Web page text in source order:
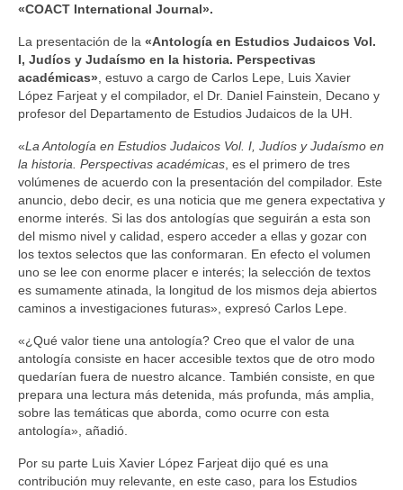
«COACT International Journal».
La presentación de la «Antología en Estudios Judaicos Vol.
I, Judíos y Judaísmo en la historia. Perspectivas
académicas» , estuvo a cargo de Carlos Lepe, Luis Xavier
López Farjeat y el compilador, el Dr. Daniel Fainstein, Decano y
profesor del Departamento de Estudios Judaicos de la UH.
«La Antología en Estudios Judaicos Vol. I, Judíos y Judaísmo en
la historia. Perspectivas académicas , es el primero de tres
volúmenes de acuerdo con la presentación del compilador. Este
anuncio, debo decir, es una noticia que me genera expectativa y
enorme interés. Si las dos antologías que seguirán a esta son
del mismo nivel y calidad, espero acceder a ellas y gozar con
los textos selectos que las conformaran. En efecto el volumen
uno se lee con enorme placer e interés; la selección de textos
es sumamente atinada, la longitud de los mismos deja abiertos
caminos a investigaciones futuras», expresó Carlos Lepe.
«¿Qué valor tiene una antología? Creo que el valor de una
antología consiste en hacer accesible textos que de otro modo
quedarían fuera de nuestro alcance. También consiste, en que
prepara una lectura más detenida, más profunda, más amplia,
sobre las temáticas que aborda, como ocurre con esta
antología», añadió.
Por su parte Luis Xavier López Farjeat dijo qué es una
contribución muy relevante, en este caso, para los Estudios